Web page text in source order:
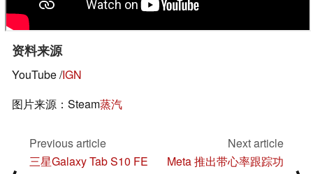
资料来源
YouTube /IGN
图片来源：Steam蒸汽
Previous article
三星Galaxy Tab S10 FE
Next article
Meta 推出带心率跟踪功